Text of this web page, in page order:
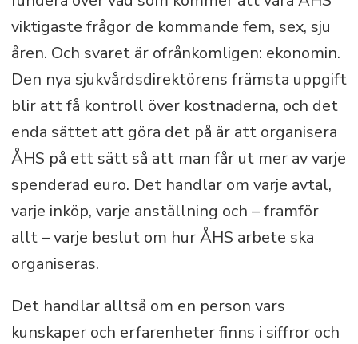
viktigaste frågor de kommande fem, sex, sju
åren. Och svaret är ofrånkomligen: ekonomin.
Den nya sjukvårdsdirektörens främsta uppgift
blir att få kontroll över kostnaderna, och det
enda sättet att göra det på är att organisera
ÅHS på ett sätt så att man får ut mer av varje
spenderad euro. Det handlar om varje avtal,
varje inköp, varje anställning och – framför
allt – varje beslut om hur ÅHS arbete ska
organiseras.
Det handlar alltså om en person vars
kunskaper och erfarenheter finns i siffror och